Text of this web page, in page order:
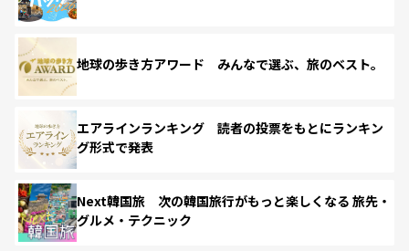
地球の歩き方アワード みんなで選ぶ、旅のベスト。
エアラインランキング 読者の投票をもとにランキン
グ形式で発表
Next韓国旅 次の韓国旅行がもっと楽しくなる 旅先・
グルメ・テクニック